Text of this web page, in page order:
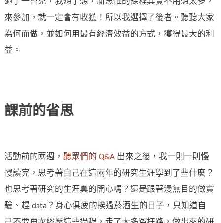
過了一會兒，我想了想，新思惟的課程其實不用想太多，
來參加，就一定會有收獲！所以我選擇了後者。聽聽大家
為何而做，並如何用最有經濟效益的方式，獲得最大的利
益。
課前的省思
活動前的兩週， 聽眾們的 Q&A 出來之後，我一則一則慢
慢讀完，思考著自己在這兩年的研究生涯學到了些什麼？
也思考著研究的生涯真的開心嗎？還是跟著漫無目的做實
驗、趕 data？身心俱疲的挨過菸酒生的日子，只知道自